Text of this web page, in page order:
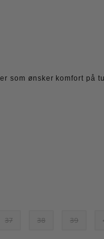
som ønsker komfort på
37 38 39